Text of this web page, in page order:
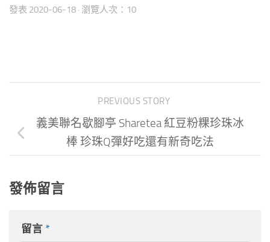
發表 2020-06-18 · 瀏覽人次：10
PREVIOUS STORY
義美聯名歇腳亭 Sharetea 紅豆粉粿珍珠冰
棒 珍珠Q彈好吃還有新奇吃法
發佈留言
留言 *